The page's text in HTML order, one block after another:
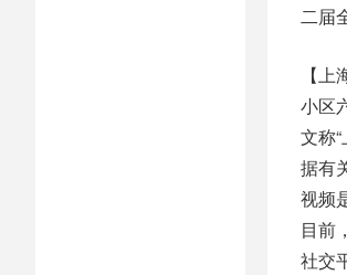
二届
【
小区
文称
据有
视频
目前
社交